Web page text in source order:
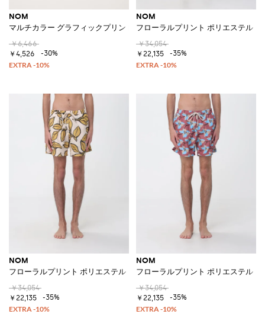
NOM
マルチカラー グラフィックプリント スクエアコットン スカーフ
￥6,466
￥4,526
-30%
NOM
フローラルプリント ポリエステル
￥34,054
￥22,135
-35%
NOM
フローラルプリント ポリエステル ドローストリングウエスト スイムショ
￥34,054
￥22,135
-35%
NOM
フローラルプリント ポリエステル
￥34,054
￥22,135
-35%